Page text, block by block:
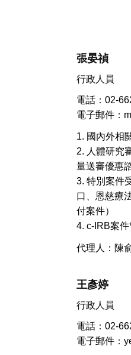
張晏禎
行政人員
電話：02-
電子郵件：
1. 國內外相
2. 人體研究
量送審優惠
3. 特別案件
口、恩慈療
付案件）
4. c-IRB案
代理人：陳
王彥婷
行政人員
電話：02-
電子郵件：